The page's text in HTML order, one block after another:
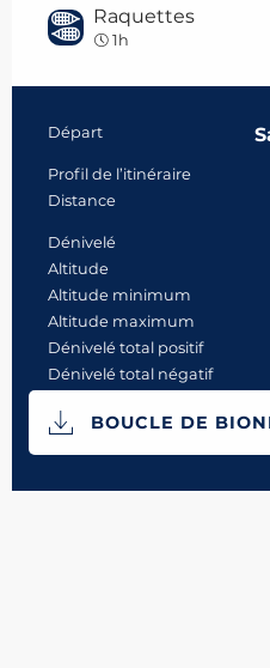
Raquettes
1h
Informations
Départ
Profil de l’itinéraire
Distance
Dénivelé
Altitude
Altitude minimum
Altitude maximum
Dénivelé total positif
Dénivelé total négatif
Documentation
BOUCLE DE